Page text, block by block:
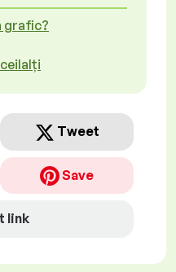
grafic?
Tweet
Save
link